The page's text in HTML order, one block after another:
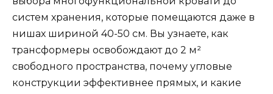
систем хранения, которые помещаются даже в
нишах шириной 40-50 см. Вы узнаете, как
трансформеры освобождают до 2 м²
свободного пространства, почему угловые
конструкции эффективнее прямых, и какие